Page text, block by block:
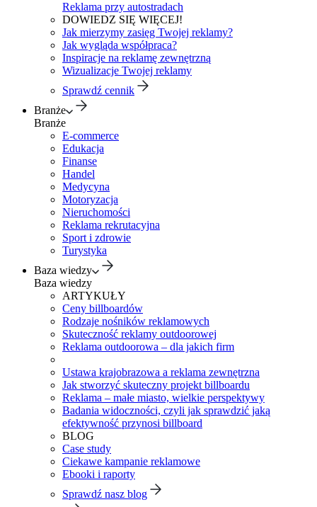
Reklama przy autostradach
DOWIEDZ SIĘ WIĘCEJ!
Jak mierzymy zasięg Twojej reklamy?
Jak wygląda współpraca?
Inspiracje na reklamę zewnętrzną
Wizualizacje Twojej reklamy
Sprawdź cennik
Branże
Branże
E-commerce
Edukacja
Finanse
Handel
Medycyna
Motoryzacja
Nieruchomości
Reklama rekrutacyjna
Sport i zdrowie
Turystyka
Baza wiedzy
Baza wiedzy
ARTYKUŁY
Ceny billboardów
Rodzaje nośników reklamowych
Skuteczność reklamy outdoorowej
Reklama outdoorowa – dla jakich firm
Ustawa krajobrazowa a reklama zewnętrzna
Jak stworzyć skuteczny projekt billboardu
Reklama – małe miasto, wielkie perspektywy
Badania widoczności, czyli jak sprawdzić jaką
efektywność przynosi billboard
BLOG
Case study
Ciekawe kampanie reklamowe
Ebooki i raporty
Sprawdź nasz blog